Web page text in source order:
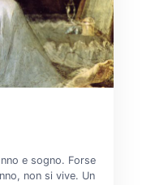
e sogno. Forse
non si vive. Un